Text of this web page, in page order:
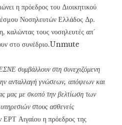
η πρόεδρος του Διοικητικού
Νοσηλευτών Ελλάδος Δρ.
τους νοσηλευτές απ΄
στο συνέδριο.Unmute
συμβάλλουν στη συνεχιζόμενη
ανταλλαγή γνώσεων, απόψεων και
μας με σκοπό την βελτίωση των
στους ασθενείς
ΕΡΤ Αιγαίου η πρόεδρος της